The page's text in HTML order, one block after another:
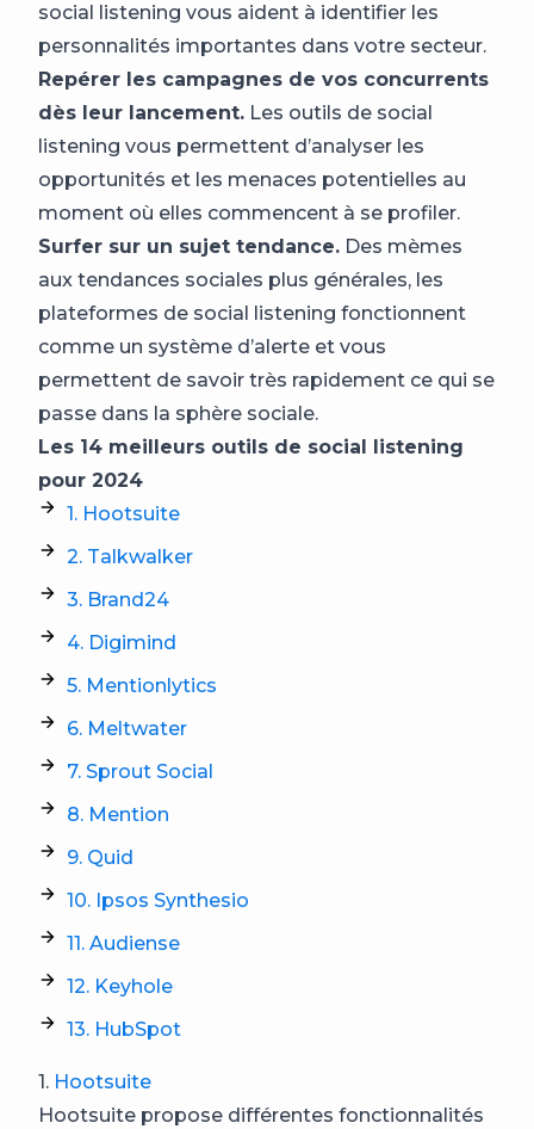
social listening vous aident à identifier les
personnalités importantes dans votre secteur.
Repérer les campagnes de vos concurrents
dès leur lancement. Les outils de social
listening vous permettent d’analyser les
opportunités et les menaces potentielles au
moment où elles commencent à se profiler.
Surfer sur un sujet tendance. Des mèmes
aux tendances sociales plus générales, les
plateformes de social listening fonctionnent
comme un système d’alerte et vous
permettent de savoir très rapidement ce qui se
passe dans la sphère sociale.
Les 14 meilleurs outils de social listening
pour 2024
1. Hootsuite
2. Talkwalker
3. Brand24
4. Digimind
5. Mentionlytics
6. Meltwater
7. Sprout Social
8. Mention
9. Quid
10. Ipsos Synthesio
11. Audiense
12. Keyhole
13. HubSpot
1. Hootsuite
Hootsuite propose différentes fonctionnalités